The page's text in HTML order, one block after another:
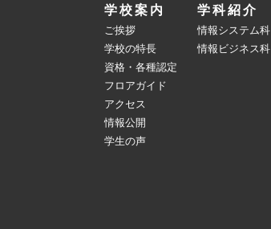
学校案内
ご挨拶
学校の特長
資格・各種認定
フロアガイド
アクセス
情報公開
学生の声
学科紹介
情報システム科
情報ビジネス科